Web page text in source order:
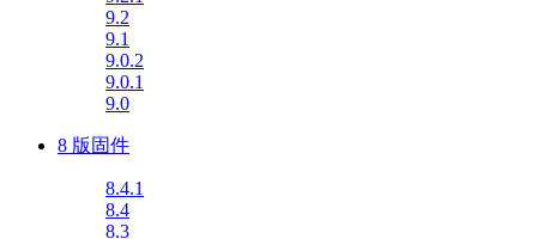
9.2
9.1
9.0.2
9.0.1
9.0
8 版固件
8.4.1
8.4
8.3